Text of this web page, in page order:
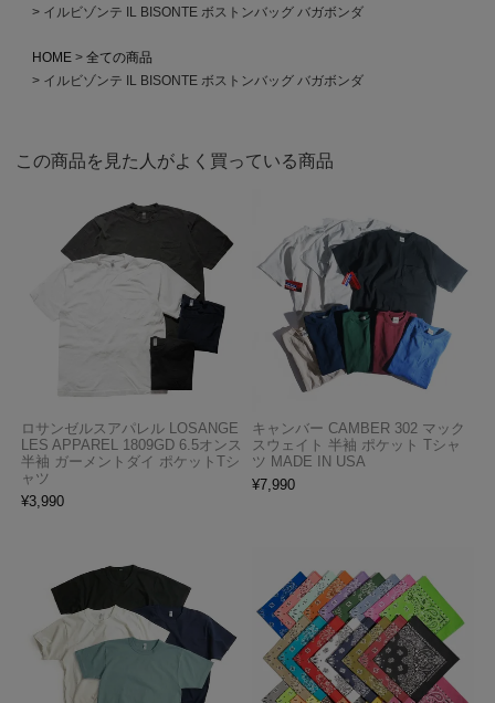
イルビゾンテ IL BISONTE ボストンバッグ バガボンダ
HOME
全ての商品
イルビゾンテ IL BISONTE ボストンバッグ バガボンダ
この商品を見た人がよく買っている商品
ロサンゼルスアパレル LOSANGE
LES APPAREL 1809GD 6.5オンス
半袖 ガーメントダイ ポケットTシ
ャツ
¥3,990
キャンバー CAMBER 302 マック
スウェイト 半袖 ポケット Tシャ
ツ MADE IN USA
¥7,990